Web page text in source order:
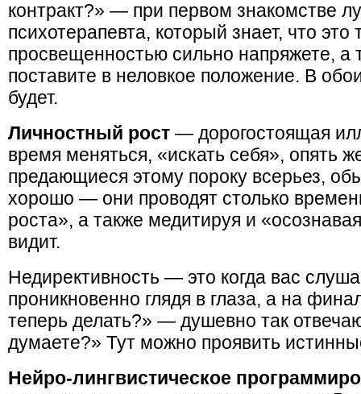
контракт?» — при первом знакомстве
психотерапевта, который знает, что это
просвещенностью сильно напряжете, а
поставите в неловкое положение. В
будет.
Личностный рост — дорогостоящая
время меняться, «искать себя», опять
предающиеся этому пороку всерьез,
хорошо — они проводят столько
роста», а также медитируя и
видит.
Недирективность — это когда вас
проникновенно глядя в глаза, а на
теперь делать?» — душевно так
думаете?» Тут можно проявить
Нейро-лингвистическое